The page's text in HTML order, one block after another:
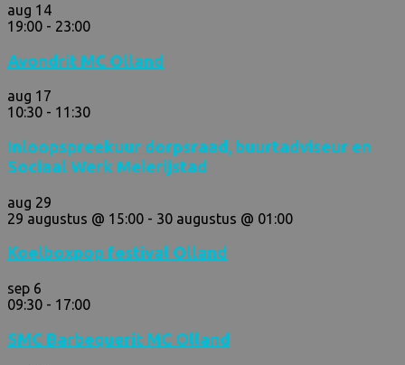
aug 14
19:00 - 23:00
Avondrit MC Olland
aug 17
10:30 - 11:30
Inloopspreekuur dorpsraad, buurtadviseur en
Sociaal Werk Meierijstad
aug 29
29 augustus @ 15:00 - 30 augustus @ 01:00
Koelboxpop festival Olland
sep 6
09:30 - 17:00
SMC Barbequerit MC Olland